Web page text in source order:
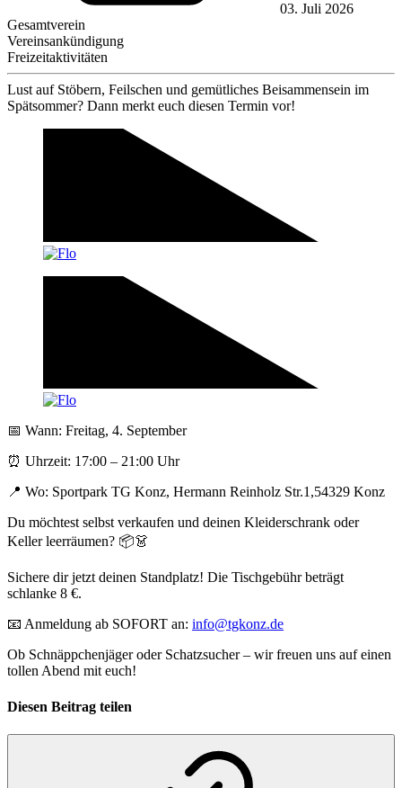
03. Juli 2026
Gesamtverein
Vereinsankündigung
Freizeitaktivitäten
Lust auf Stöbern, Feilschen und gemütliches Beisammensein im
Spätsommer? Dann merkt euch diesen Termin vor!
📅 Wann: Freitag, 4. September
⏰ Uhrzeit: 17:00 – 21:00 Uhr
📍 Wo: Sportpark TG Konz, Hermann Reinholz Str.1,54329 Konz
Du möchtest selbst verkaufen und deinen Kleiderschrank oder
Keller leerräumen? 📦👗
Sichere dir jetzt deinen Standplatz! Die Tischgebühr beträgt
schlanke 8 €.
📧 Anmeldung ab SOFORT an: info@tgkonz.de
Ob Schnäppchenjäger oder Schatzsucher – wir freuen uns auf einen
tollen Abend mit euch!
Diesen Beitrag teilen